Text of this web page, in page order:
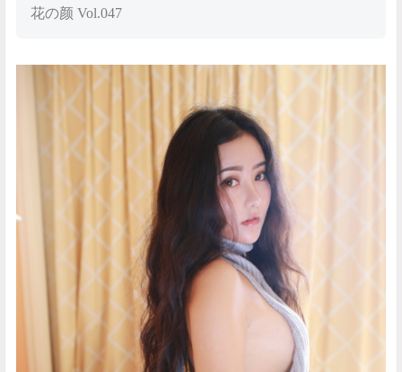
花の颜 Vol.047